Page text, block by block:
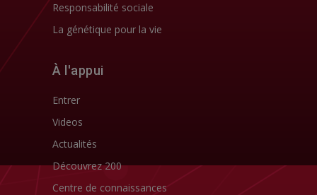
Responsabilité sociale
La génétique pour la vie
À l'appui
Entrer
Videos
Actualités
Découvrez 200
Centre de connaissances